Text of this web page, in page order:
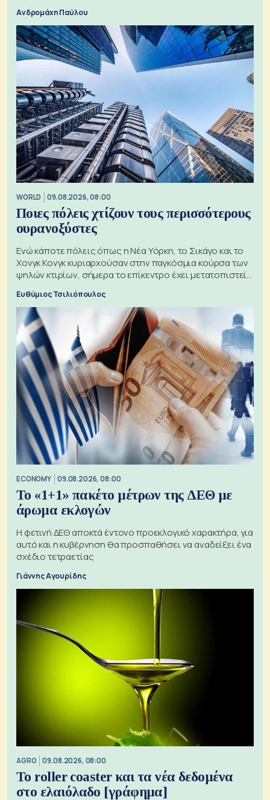
Ανδρομάχη Παύλου
WORLD 09.08.2026, 08:00
Ποιες πόλεις χτίζουν τους περισσότερους
ουρανοξύστες
Ενώ κάποτε πόλεις όπως η Νέα Υόρκη, το Σικάγο και το
Χονγκ Κονγκ κυριαρχούσαν στην παγκόσμια κούρσα των
ψηλών κτιρίων, σήμερα το επίκεντρο έχει μετατοπιστεί
Ευθύμιος Τσιλιόπουλος
ECONOMY 09.08.2026, 08:00
Το «1+1» πακέτο μέτρων της ΔΕΘ με
άρωμα εκλογών
Η φετινή ΔΕΘ αποκτά έντονο προεκλογικό χαρακτήρα, για
αυτό και η κυβέρνηση θα προσπαθήσει να αναδείξει ένα
σχέδιο τετραετίας
Γιάννης Αγουρίδης
AGRO 09.08.2026, 08:00
Το roller coaster και τα νέα δεδομένα
στο ελαιόλαδο [γράφημα]